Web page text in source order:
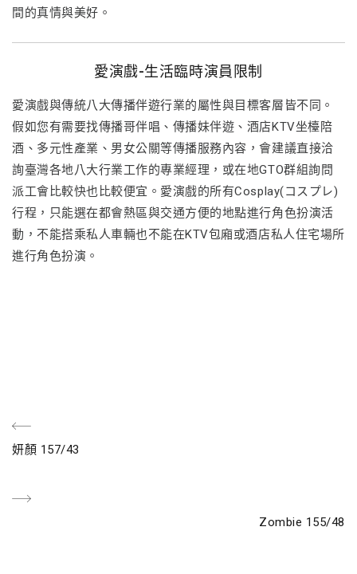
間的真情與美好。
愛演戲-生活臨時演員限制
愛演戲與傳統八大傳播伴遊行業的屬性與目標客層皆不同。
假如您有需要找傳播哥伴唱、傳播妹伴遊、酒店KTV坐檯陪
酒、多元性產業、男女公關等傳播服務內容，會建議直接洽
詢臺灣各地八大行業工作的專業經理，或在地GTO群組詢問
派工會比較快也比較便宜。愛演戲的所有Cosplay(コスプレ)
行程，只能選在都會熱區與交通方便的地點進行角色扮演活
動，不能搭乘私人車輛也不能在KTV包廂或酒店私人住宅場所
進行角色扮演。
文
導
Previous
妍顏 157/43
Next
Zombie 155/48